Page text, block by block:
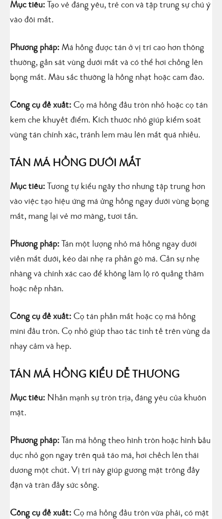
Mục tiêu: Tạo vẻ đáng yêu, trẻ con và tập trung sự chú ý
vào đôi mắt.
Phương pháp: Má hồng được tán ở vị trí cao hơn thông
thường, gần sát vùng dưới mắt và có thể hơi chồng lên
bọng mắt. Màu sắc thường là hồng nhạt hoặc cam đào.
Công cụ đề xuất: Cọ má hồng đầu tròn nhỏ hoặc cọ tán
kem che khuyết điểm. Kích thước nhỏ giúp kiểm soát
vùng tán chính xác, tránh lem màu lên mắt quá nhiều.
TÁN MÁ HỒNG DƯỚI MẮT
Mục tiêu: Tương tự kiểu ngây thơ nhưng tập trung hơn
vào việc tạo hiệu ứng má ửng hồng ngay dưới vùng bọng
mắt, mang lại vẻ mơ màng, tươi tắn.
Phương pháp: Tán một lượng nhỏ má hồng ngay dưới
viền mắt dưới, kéo dài nhẹ ra phần gò má. Cần sự nhẹ
nhàng và chính xác cao để không làm lộ rõ quầng thâm
hoặc nếp nhăn.
Công cụ đề xuất: Cọ tán phấn mắt hoặc cọ má hồng
mini đầu tròn. Cọ nhỏ giúp thao tác tinh tế trên vùng da
nhạy cảm và hẹp.
TÁN MÁ HỒNG KIỂU DỄ THƯƠNG
Mục tiêu: Nhấn mạnh sự tròn trịa, đáng yêu của khuôn
mặt.
Phương pháp: Tán má hồng theo hình tròn hoặc hình bầu
dục nhỏ gọn ngay trên quả táo má, hơi chếch lên thái
dương một chút. Vị trí này giúp gương mặt trông đầy
đặn và tràn đầy sức sống.
Công cụ đề xuất: Cọ má hồng đầu tròn vừa phải, có mật